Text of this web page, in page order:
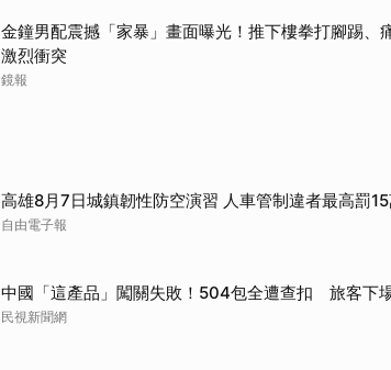
金鐘男配震撼「家暴」畫面曝光！推下樓拳打腳踢
激烈衝突
鏡報
高雄8月7日城鎮韌性防空演習 人車管制違者最高罰
自由電子報
中國「這產品」闖關失敗！504包全遭查扣 旅客下
民視新聞網